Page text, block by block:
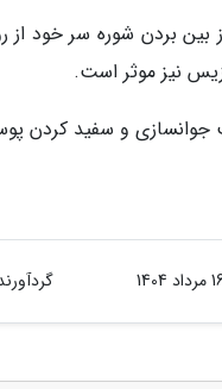
بین بردن شوره سر خود از
نیز موثر است.
و سفید کردن
16 مرداد 1404